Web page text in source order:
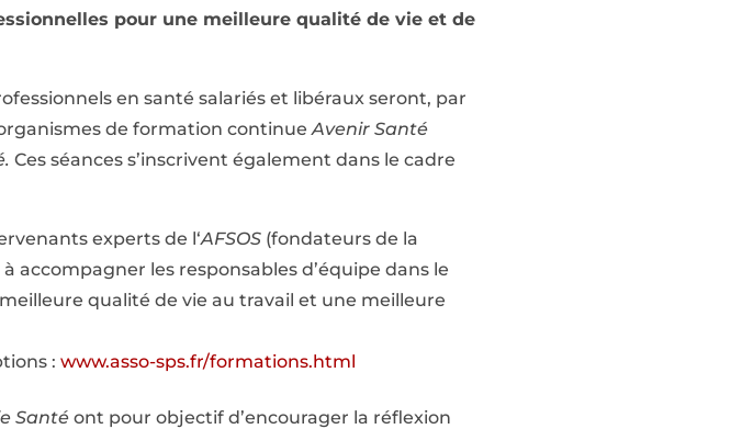
pour une meilleure qualité de vie et de
en santé salariés et libéraux seront, par
de formation continueAvenir Santé
Ces séances s’inscrivent également dans le cadre
experts de l‘AFSOS(fondateurs de la
accompagner les responsables d’équipe dans le
qualité de vie au travail et une meilleure
: www.asso-sps.fr/formations.html
Santéont pour objectif d’encourager la réflexion